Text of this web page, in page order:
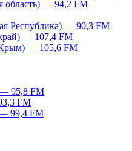
область) — 94,2 FM
Республика) — 90,3 FM
— 107,4 FM
— 105,6 FM
— 95,8 FM
FM
— 99,4 FM